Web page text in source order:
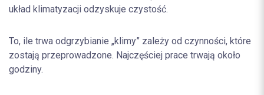
układ klimatyzacji odzyskuje czystość.
To, ile trwa odgrzybianie „klimy” zależy od czynności, które
zostają przeprowadzone. Najczęściej prace trwają około
godziny.